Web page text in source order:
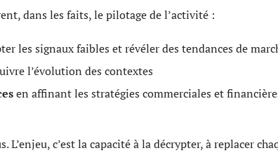
dans les faits, le pilotage de l’activité :
les signaux faibles et révéler des tendances de
l’évolution des contextes
en affinant les stratégies commerciales et
c’est la capacité à la décrypter, à replacer